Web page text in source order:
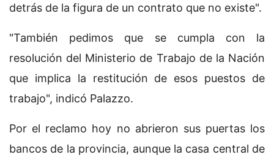
detrás de la figura de un contrato que no existe".
"También pedimos que se cumpla con la
resolución del Ministerio de Trabajo de la Nación
que implica la restitución de esos puestos de
trabajo", indicó Palazzo.
Por el reclamo hoy no abrieron sus puertas los
bancos de la provincia, aunque la casa central de